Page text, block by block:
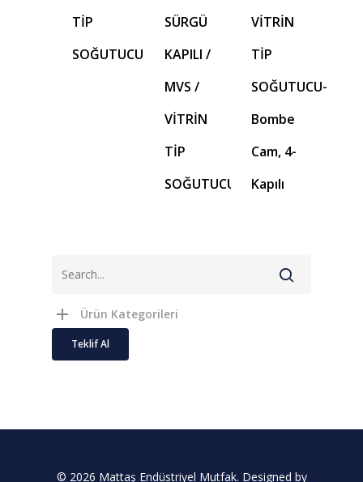
TİP
SOĞUTUCU
SÜRGÜ
KAPILI /
MVS /
VİTRİN
TİP
SOĞUTUCU
VİTRİN
TİP
SOĞUTUCU-
Bombe
Cam, 4-
Kapılı
Ürün Kategorileri
Teklif Al
© 2026 Mattaş Endüstriyel Mutfak. Designed by